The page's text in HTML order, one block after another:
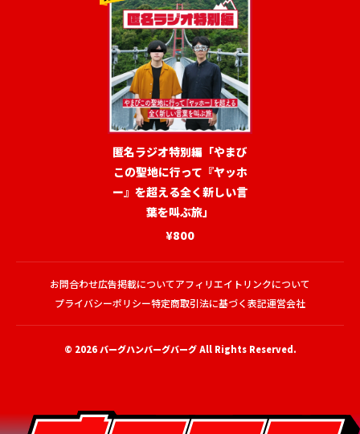
匿名ラジオ特別編「やまび
この聖地に行って『ヤッホ
ー』を超える全く新しい言
葉を叫ぶ旅」
¥800
お問合わせ広告掲載についてアフィリエイトリンクについて
プライバシーポリシー特定商取引法に基づく表記運営会社
© 2026バーグハンバーグバーグAll Rights Reserved.